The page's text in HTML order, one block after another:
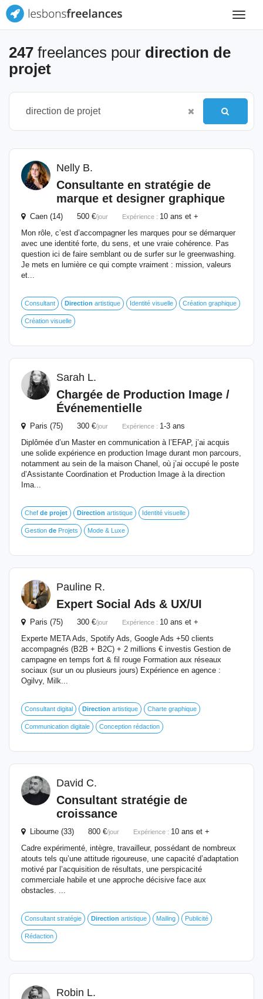
Toggle
247 freelances pour direction de
projet
Nelly B.
Consultante en stratégie de
marque et designer graphique
Caen (14) 500 €/jour Expérience : 10 ans et +
Mon rôle, c’est d’accompagner les marques pour se démarquer
avec une identité forte, du sens, et une vraie cohérence. Pas
question ici de faire semblant ou de surfer sur le greenwashing.
Je mets en lumière ce qui compte vraiment : mission, valeurs
et...
Consultant Direction artistique Identité visuelle Création graphique
Création visuelle
Sarah L.
Chargée de Production Image /
Événementielle
Paris (75) 300 €/jour Expérience : 1-3 ans
Diplômée d’un Master en communication à l’EFAP, j’ai acquis
une solide expérience en production Image durant mon parcours,
notamment au sein de la maison Chanel, où j’ai occupé le poste
d’Assistante Coordination et Production Image à la direction
Ima...
Chef de projet Direction artistique Identité visuelle
Gestion de Projets Mode & Luxe
Pauline R.
Expert Social Ads & UX/UI
Paris (75) 300 €/jour Expérience : 10 ans et +
Experte META Ads, Spotify Ads, Google Ads +50 clients
accompagnés (B2B + B2C) + 2 millions € investis Gestion de
campagne en temps fort & fil rouge Formation aux réseaux
sociaux (sur un ou plusieurs jours) Expérience en agence :
Ogilvy, Milk...
Consultant digital Direction artistique Charte graphique
Communication digitale Conception rédaction
David C.
Consultant stratégie de
croissance
Libourne (33) 800 €/jour Expérience : 10 ans et +
Cadre expérimenté, intègre, travailleur, possédant de nombreux
atouts tels qu’une attitude rigoureuse, une capacité d’adaptation
motivé par l’acquisition de résultats, une perspicacité
commerciale habile et une approche décisive face aux
obstacles. ...
Consultant stratégie Direction artistique Mailing Publicité
Rédaction
Robin L.